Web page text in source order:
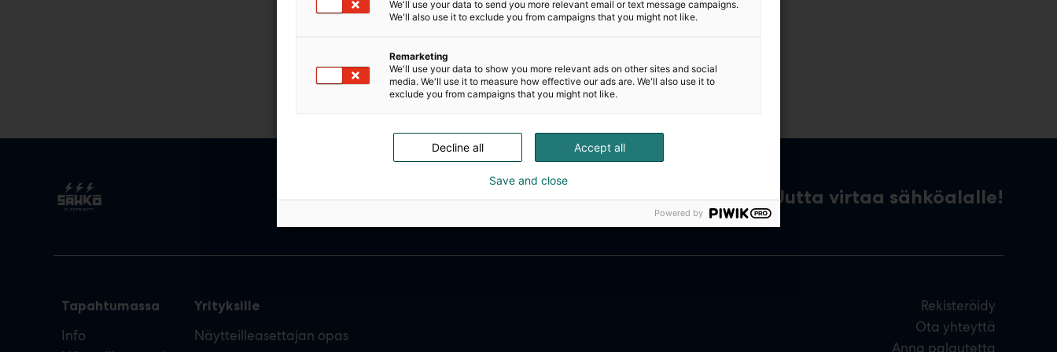
Uutta virtaa sähköalalle!
Tapahtumassa
Info
Yrityksille
Näytteilleasettajan opas
Rekisteröidy
Ota yhteyttä
Anna palautetta
We'll use your data to send you more relevant email or text message campaigns.
We'll also use it to exclude you from campaigns that you might not like.
Remarketing
We'll use your data to show you more relevant ads on other sites and social
media. We'll use it to measure how effective our ads are. We'll also use it to
exclude you from campaigns that you might not like.
Accept all
Decline all
Save and close
Powered by